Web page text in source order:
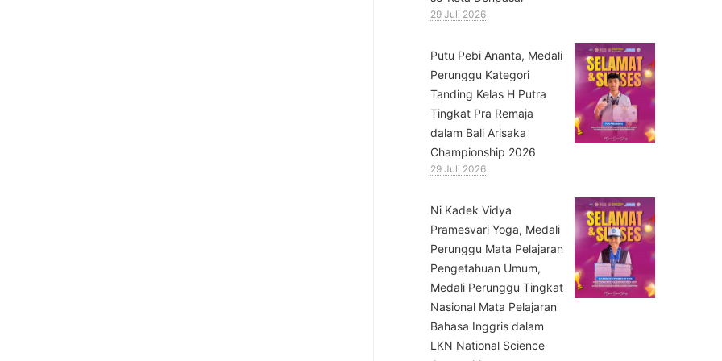
29 Juli 2026
Putu Pebi Ananta, Medali
Perunggu Kategori
Tanding Kelas H Putra
Tingkat Pra Remaja
dalam Bali Arisaka
Championship 2026
29 Juli 2026
⁠Ni Kadek Vidya
Pramesvari Yoga, Medali
Perunggu Mata Pelajaran
Pengetahuan Umum,
Medali Perunggu Tingkat
Nasional Mata Pelajaran
Bahasa Inggris dalam
LKN National Science